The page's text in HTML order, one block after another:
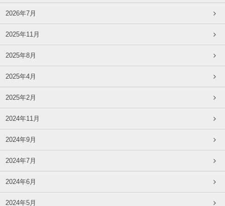
2026年7月
2025年11月
2025年8月
2025年4月
2025年2月
2024年11月
2024年9月
2024年7月
2024年6月
2024年5月